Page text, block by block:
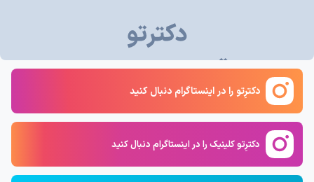
دکترِتو را در اینستاگرام دنبال کنید
دکترِتو کلینیک را در اینستاگرام دنبال کنید